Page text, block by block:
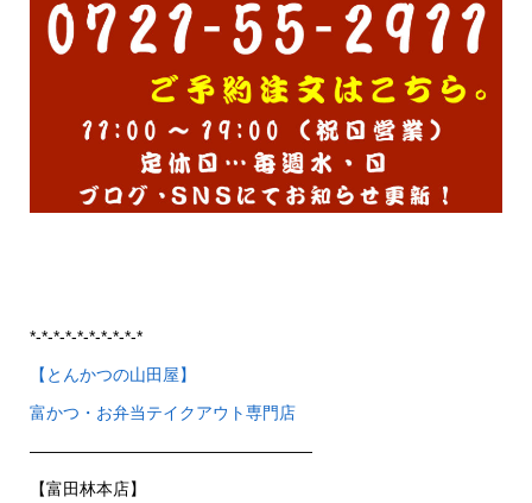
*-*-*-*-*-*-*-*-*-*
【とんかつの山田屋】
富かつ・お弁当テイクアウト専門店
—————————————————
【富田林本店】